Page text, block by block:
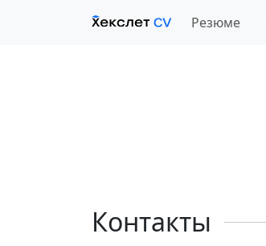
Резюме
Контакты